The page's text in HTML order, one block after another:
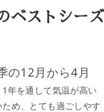
ベストシーズ
の12月から4月
年を通して気温が高い
め、とても過ごしやす